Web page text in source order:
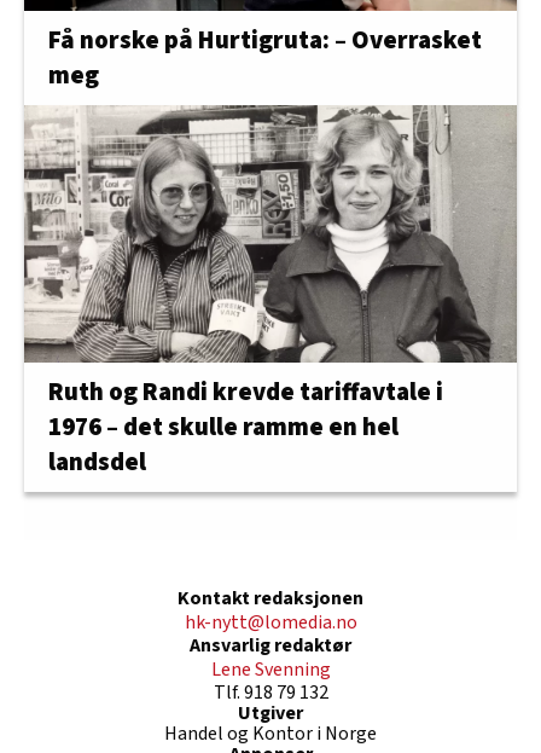
Få norske på Hurtigruta: – Overrasket
meg
Ruth og Randi krevde tariffavtale i
1976 – det skulle ramme en hel
landsdel
Kontakt redaksjonen
hk-nytt@lomedia.no
Ansvarlig redaktør
Lene Svenning
Tlf. 918 79 132
Utgiver
Handel og Kontor i Norge